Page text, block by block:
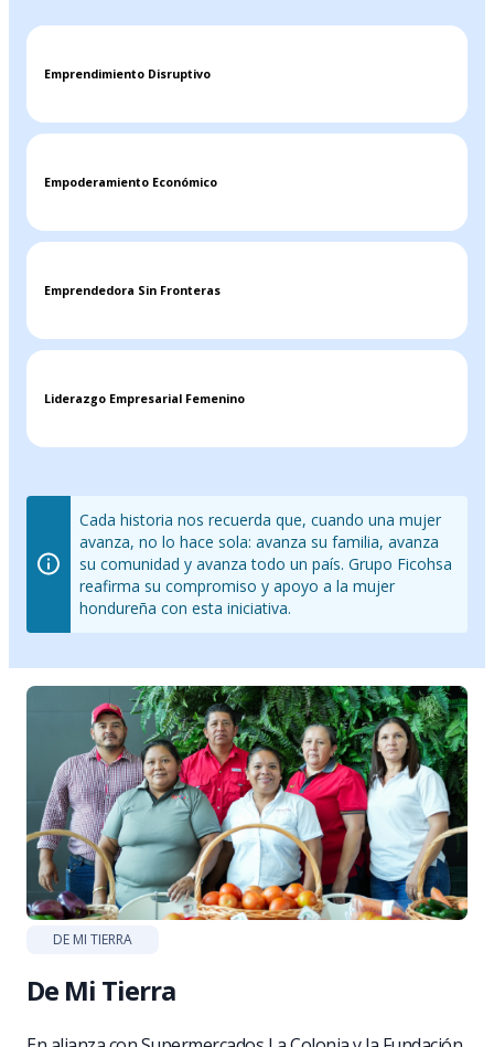
Emprendimiento Disruptivo
Empoderamiento Económico
Emprendedora Sin Fronteras
Liderazgo Empresarial Femenino
Cada historia nos recuerda que, cuando una mujer
avanza, no lo hace sola: avanza su familia, avanza
su comunidad y avanza todo un país. Grupo Ficohsa
reafirma su compromiso y apoyo a la mujer
hondureña con esta iniciativa.
DE MI TIERRA
De Mi Tierra